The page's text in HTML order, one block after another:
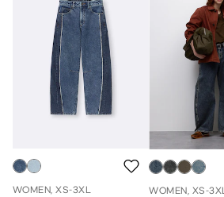
WOMEN, XS-3XL
WOMEN, XS-3XL